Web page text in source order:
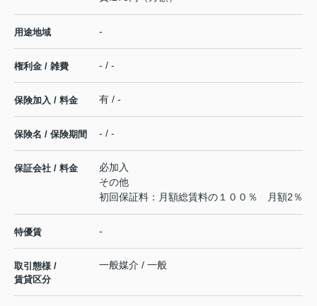
用途地域 -
権利金 / 雑費 - / -
保険加入 / 料金 有 / -
保険名 / 保険期間 - / -
保証会社 / 料金
必加入
その他
初回保証料：月額総賃料の１００％ 月額2％
特優賃 -
取引態様 /
賃貸区分
一般媒介 / 一般